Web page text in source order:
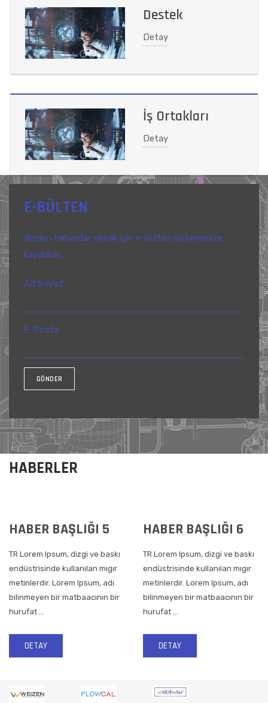
Destek
Detay
İş Ortakları
Detay
E-BÜLTEN
Bizden haberdar olmak için e-bülten sistemimize
kaydolun...
Ad Soyad
E-Posta
GÖNDER
HABERLER
HABER BAŞLIĞI 5
TR Lorem Ipsum, dizgi ve baskı
endüstrisinde kullanılan mıgır
metinlerdir. Lorem Ipsum, adı
bilinmeyen bir matbaacının bir
hurufat ...
DETAY
HABER BAŞLIĞI 6
TR Lorem Ipsum, dizgi ve baskı
endüstrisinde kullanılan mıgır
metinlerdir. Lorem Ipsum, adı
bilinmeyen bir matbaacının bir
hurufat ...
DETAY